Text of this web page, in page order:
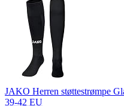
JAKO Herren støttestrømpe
39-42 EU